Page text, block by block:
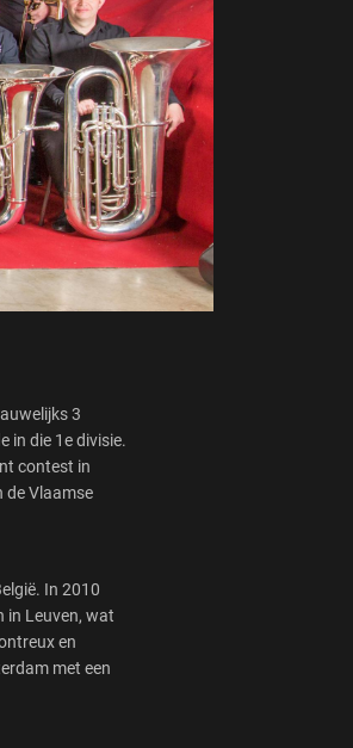
3
in die 1e divisie.
contest in
de Vlaamse
In 2010
in Leuven, wat
en
met een